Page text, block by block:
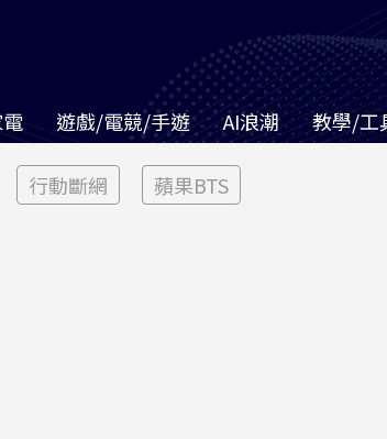
遊戲/電競/手遊 AI浪潮 教學/工
行動斷網 蘋果BTS